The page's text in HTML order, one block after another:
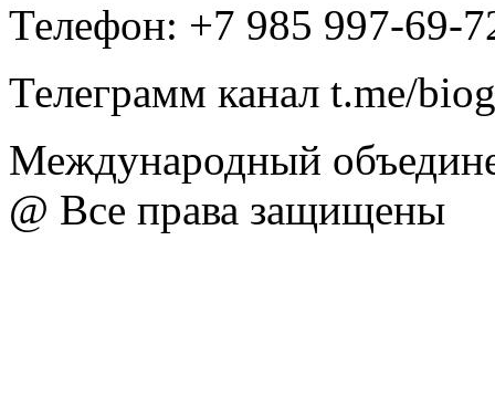
Телефон: +7 985 997-69-
Телеграмм канал t.me/
Международный
@ Все права защищены